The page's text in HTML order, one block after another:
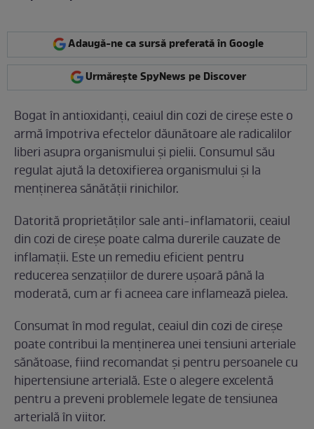
Adaugă-ne ca sursă preferată în Google
Urmărește SpyNews pe Discover
Bogat în antioxidanți, ceaiul din cozi de cireșe este o
armă împotriva efectelor dăunătoare ale radicalilor
liberi asupra organismului și pielii. Consumul său
regulat ajută la detoxifierea organismului și la
menținerea sănătății rinichilor.
Datorită proprietăților sale anti-inflamatorii, ceaiul
din cozi de cireșe poate calma durerile cauzate de
inflamații. Este un remediu eficient pentru
reducerea senzațiilor de durere ușoară până la
moderată, cum ar fi acneea care inflamează pielea.
Consumat în mod regulat, ceaiul din cozi de cireșe
poate contribui la menținerea unei tensiuni arteriale
sănătoase, fiind recomandat și pentru persoanele cu
hipertensiune arterială. Este o alegere excelentă
pentru a preveni problemele legate de tensiunea
arterială în viitor.